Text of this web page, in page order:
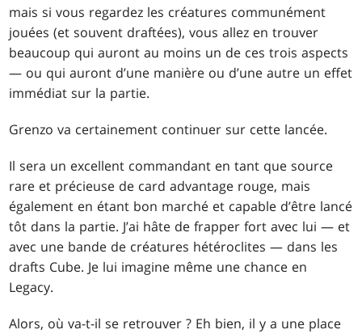
mais si vous regardez les créatures communément
jouées (et souvent draftées), vous allez en trouver
beaucoup qui auront au moins un de ces trois aspects
— ou qui auront d’une manière ou d’une autre un effet
immédiat sur la partie.
Grenzo va certainement continuer sur cette lancée.
Il sera un excellent commandant en tant que source
rare et précieuse de card advantage rouge, mais
également en étant bon marché et capable d’être lancé
tôt dans la partie. J’ai hâte de frapper fort avec lui — et
avec une bande de créatures hétéroclites — dans les
drafts Cube. Je lui imagine même une chance en
Legacy.
Alors, où va-t-il se retrouver ? Eh bien, il y a une place